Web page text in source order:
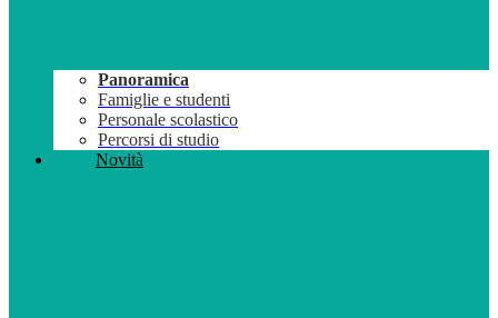
Panoramica
Famiglie e studenti
Personale scolastico
Percorsi di studio
Novità